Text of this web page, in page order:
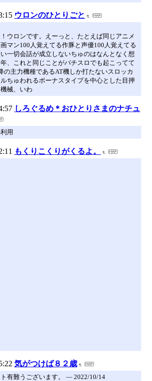
ウロンのひとりごと
ウロンです。えーっと、たとえば同じアニメ
マン100人覚えてる作豚と声優100人覚えてる
一切会話が成立しないちゅのはなんとなく想
、これと同じことがパチスロでも起こってて
の主力機種であるAT機しか打たないスロッカ
ちゅわれるボーナスタイプを中心とした目押
械、いわ
しろぐるめ＊おひとりさまのナチュ
用
もくりこくりがくるよ。
気がつけば８２歳
有難うございます。 ― 2022/10/14